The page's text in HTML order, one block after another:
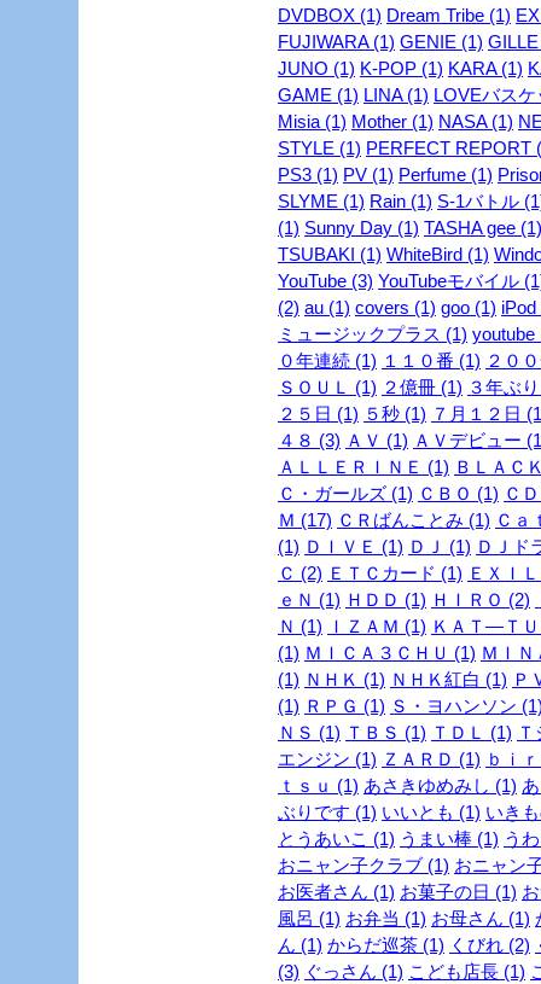
DVDBOX (1) Dream Tribe (1)
FUJIWARA (1) GENIE (1)
JUNO (1) K-POP (1) KARA (1)
GAME (1) LINA (1) LOVEバスケ
Misia (1) Mother (1) NASA (1)
STYLE (1) PERFECT REPORT
PS3 (1) PV (1) Perfume (1)
SLYME (1) Rain (1) S-1バトル
(1) Sunny Day (1) TASHA gee (1)
TSUBAKI (1) WhiteBird (1)
YouTube (3) YouTubeモバイル
(2) au (1) covers (1) goo (1) iPod
ミュージックプラス (1) youtube
０年連続 (1) １１０番 (1) ２０
ＳＯＵＬ (1) ２億冊 (1) ３年ぶ
２５日 (1) ５秒 (1) ７月１２日
４８ (3) ＡＶ (1) ＡＶデビュー
ＡＬＬＥＲＩＮＥ (1) ＢＬＡＣ
Ｃ・ガールズ (1) ＣＢＯ (1) Ｃ
Ｍ (17) ＣＲばんことみ (1) Ｃａ
(1) ＤＩＶＥ (1) ＤＪ (1) ＤＪド
Ｃ (2) ＥＴＣカード (1) ＥＸＩ
ｅＮ (1) ＨＤＤ (1) ＨＩＲＯ (2)
Ｎ (1)
ＩＺＡＭ (1) ＫＡＴ―Ｔ
(1) ＭＩＣＡ３ＣＨＵ (1) ＭＩＮ
(1) ＮＨＫ (1) ＮＨＫ紅白 (1) Ｐ
(1) ＲＰＧ (1) Ｓ・ヨハンソン
ＮＳ (1) ＴＢＳ (1) ＴＤＬ (1)
エンジン (1) ＺＡＲＤ (1) ｂｉ
ｔｓｕ (1) あさきゆめみし (1)
ぶりです (1) いいとも (1) いき
とうあいこ (1) うまい棒 (1) う
おニャン子クラブ (1) おニャン
お医者さん (1) お菓子の日 (1)
風呂 (1) お弁当 (1) お母さん (1)
ん (1) からだ巡茶 (1) くびれ (2)
(3) ぐっさん (1) こども店長 (1)